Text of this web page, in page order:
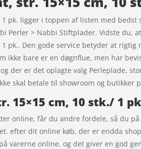
1 pk. ligger i toppen af listen med
Perler > Nabbi Stiftplader. Vidste
pk.. Den gode service betyder at
ikke bare er en døgnflue, men har
der er det oplagte valg Perleplade,
skal betale til showroom og butikker
15×15 cm, 10 stk./ 1
online, får du andre fordele, så du
efter dit online køb, der er endda
varerne online, og det giver en god